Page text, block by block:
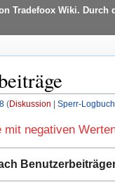
Tradefoox Wiki.
Diskussion Sperr-Logbuch
mit negativen